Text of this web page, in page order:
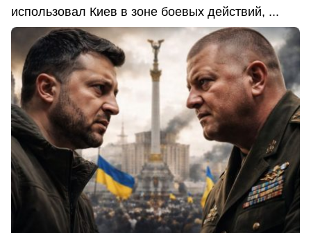
использовал Киев в зоне боевых действий, ...